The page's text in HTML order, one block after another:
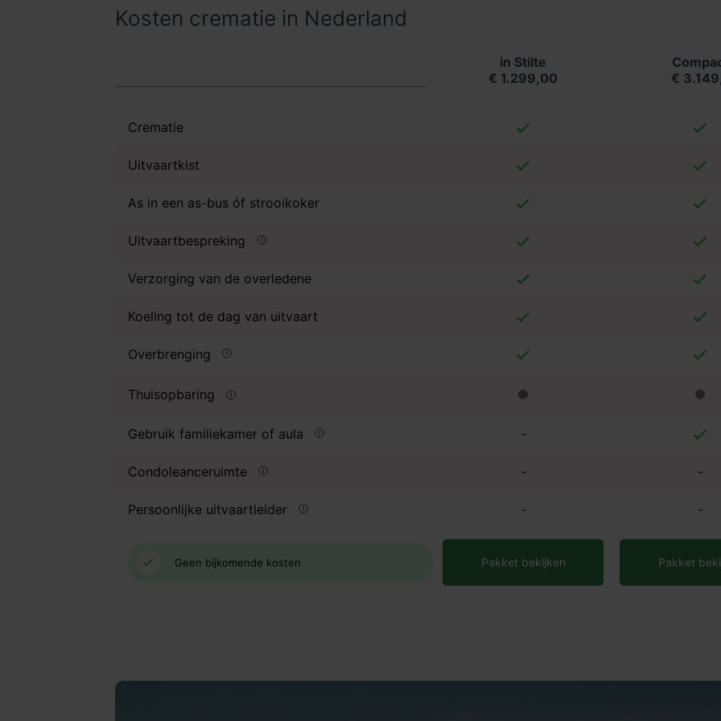
Kosten crematie in Nederland
in Stilte
€ 1.299,00
€
Crematie
Uitvaartkist
As in een as-bus óf strooikoker
Uitvaartbespreking
Verzorging van de overledene
Koeling tot de dag van uitvaart
Overbrenging
Thuisopbaring
Gebruik familiekamer of aula -
Condoleanceruimte - -
Persoonlijke uitvaartleider - -
Geen bijkomende kosten Pakket bekijken Pakket